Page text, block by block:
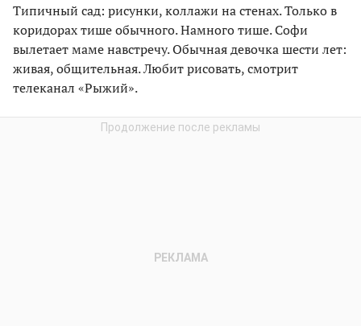
Типичный сад: рисунки, коллажи на стенах. Только в
коридорах тише обычного. Намного тише. Софи
вылетает маме навстречу. Обычная девочка шести лет:
живая, общительная. Любит рисовать, смотрит
телеканал «Рыжий».